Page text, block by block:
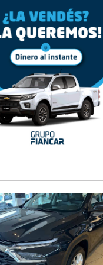
U$S
22.490.
U$S
21.490.